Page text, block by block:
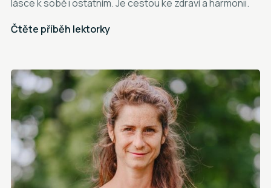
lásce k sobě i ostatním. Je cestou ke zdraví a harmonii.
Čtěte příběh lektorky